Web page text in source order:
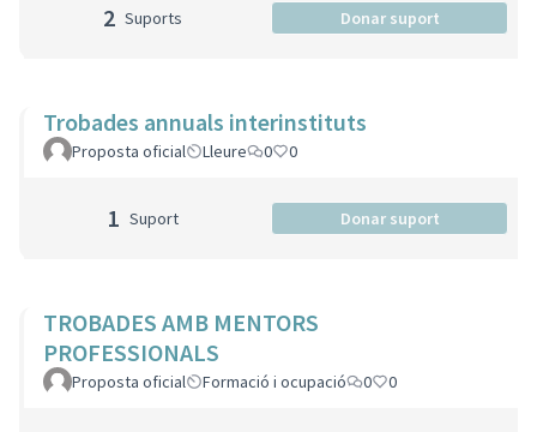
2 Suports Donar suport
Trobades annuals interinstituts
Proposta oficial Lleure 0 0
1 Suport Donar suport
TROBADES AMB MENTORS
PROFESSIONALS
Proposta oficial Formació i ocupació 0 0